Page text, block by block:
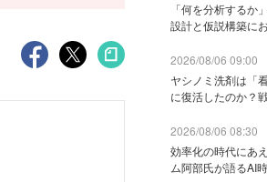
「何を分析するか
設計と仮説構築に
2026/08/06 09:00
ヤシノミ洗剤は「
に復活したのか？
2026/08/06 08:30
効率化の時代にあ
ム阿部氏が語るAI